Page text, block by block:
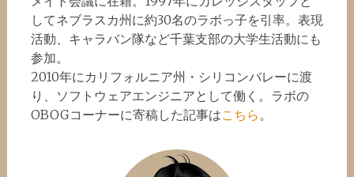
してネブラスカ州に約30名のラボっ子を引率。表現
活動、キャラバン隊など千葉支部の大学生活動にも
参加。
2010年にカリフォルニア州・シリコンバレーに渡
り、ソフトウェアエンジニアとして働く。ラボの
OBOGコーナーに寄稿した記事はこちら。